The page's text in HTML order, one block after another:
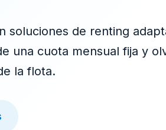
soluciones de renting
una cuota mensual fija y
la flota.